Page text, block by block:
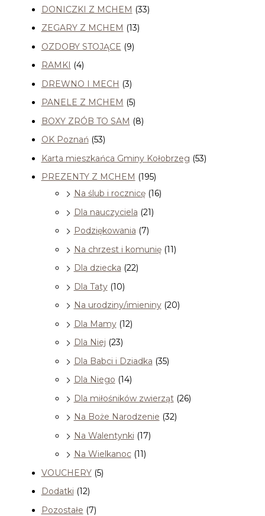
DONICZKI Z MCHEM (33)
ZEGARY Z MCHEM (13)
OZDOBY STOJĄCE (9)
RAMKI (4)
DREWNO I MECH (3)
PANELE Z MCHEM (5)
BOXY ZRÓB TO SAM (8)
OK Poznań (53)
Karta mieszkańca Gminy Kołobrzeg (53)
PREZENTY Z MCHEM (195)
Na ślub i rocznicę (16)
Dla nauczyciela (21)
Podziękowania (7)
Na chrzest i komunię (11)
Dla dziecka (22)
Dla Taty (10)
Na urodziny/imieniny (20)
Dla Mamy (12)
Dla Niej (23)
Dla Babci i Dziadka (35)
Dla Niego (14)
Dla miłośników zwierząt (26)
Na Boże Narodzenie (32)
Na Walentynki (17)
Na Wielkanoc (11)
VOUCHERY (5)
Dodatki (12)
Pozostałe (7)